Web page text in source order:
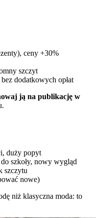
ceny +30%
szczyt
bez dodatkowych opłat
ją na publikację w
duży popyt
szkoły, nowy wygląd
szczytu
nowe)
niż klasyczna moda: to